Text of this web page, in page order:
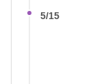
5/15